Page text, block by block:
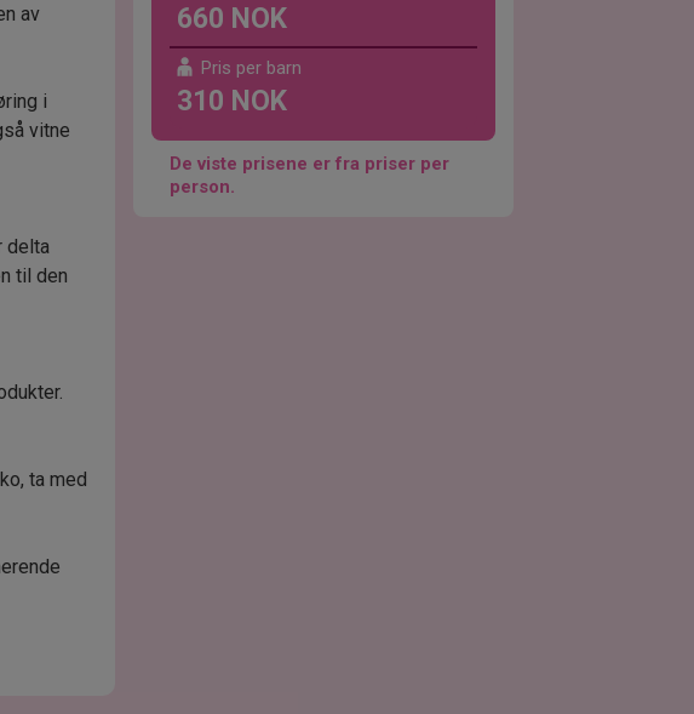
av
i
vitne
delta
til den
ta med
660 NOK
Pris per barn
310 NOK
De viste prisene er fra priser per
person.